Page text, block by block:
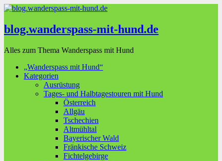
blog.wanderspass-mit-hund.de
Alles zum Thema Wanderspass mit Hund
„Wanderspass mit Hund“
Kategorien
Ausrüstung
Tages- und Halbtagestouren mit Hund
Österreich
Allgäu
Tschechien
Altmühltal
Bayerischer Wald
Fränkische Schweiz
Fichtelgebirge